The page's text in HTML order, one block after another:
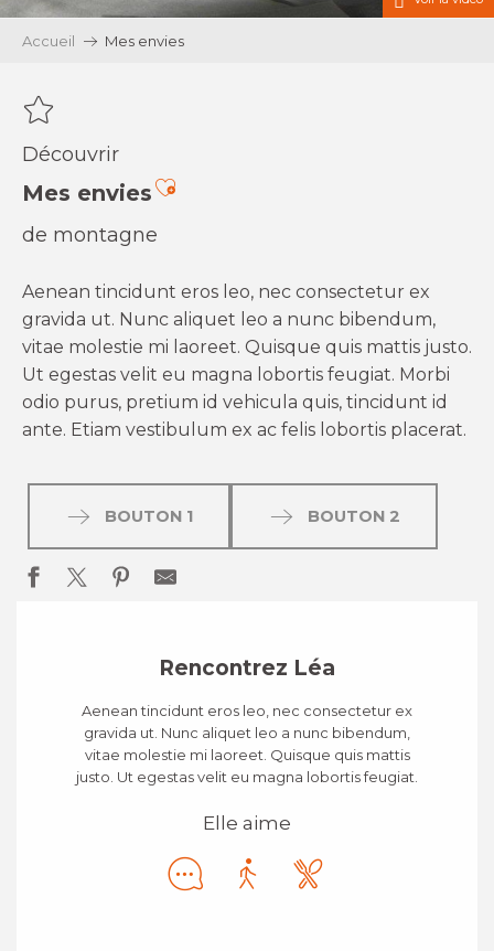
Accueil Mes envies
Découvrir
Mes enviesAjouter aux favoris
de montagne
Aenean tincidunt eros leo, nec consectetur ex
gravida ut. Nunc aliquet leo a nunc bibendum,
vitae molestie mi laoreet. Quisque quis mattis justo.
Ut egestas velit eu magna lobortis feugiat. Morbi
odio purus, pretium id vehicula quis, tincidunt id
ante. Etiam vestibulum ex ac felis lobortis placerat.
BOUTON 1 BOUTON 2
Rencontrez Léa
Aenean tincidunt eros leo, nec consectetur ex
gravida ut. Nunc aliquet leo a nunc bibendum,
vitae molestie mi laoreet. Quisque quis mattis
justo. Ut egestas velit eu magna lobortis feugiat.
Elle aime